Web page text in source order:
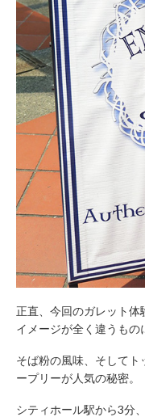
正直、今回のガレット
イメージが全く違うもの
そば粉の風味、そして
ープリーが人気の秘密。
シティホール駅から3分